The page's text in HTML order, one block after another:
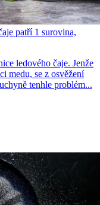
patří 1 surovina,
ledového čaje. Jenže
medu, se z osvěžení
tenhle problém...